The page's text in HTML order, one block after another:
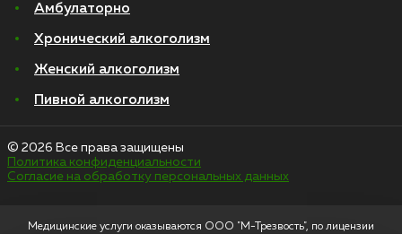
Амбулаторно
Хронический алкоголизм
Женский алкоголизм
Пивной алкоголизм
© 2026 Все права защищены
Политика конфиденциальности
Согласие на обработку персональных данных
Медицинские услуги оказываются ООО "М-Трезвость", по лицензии